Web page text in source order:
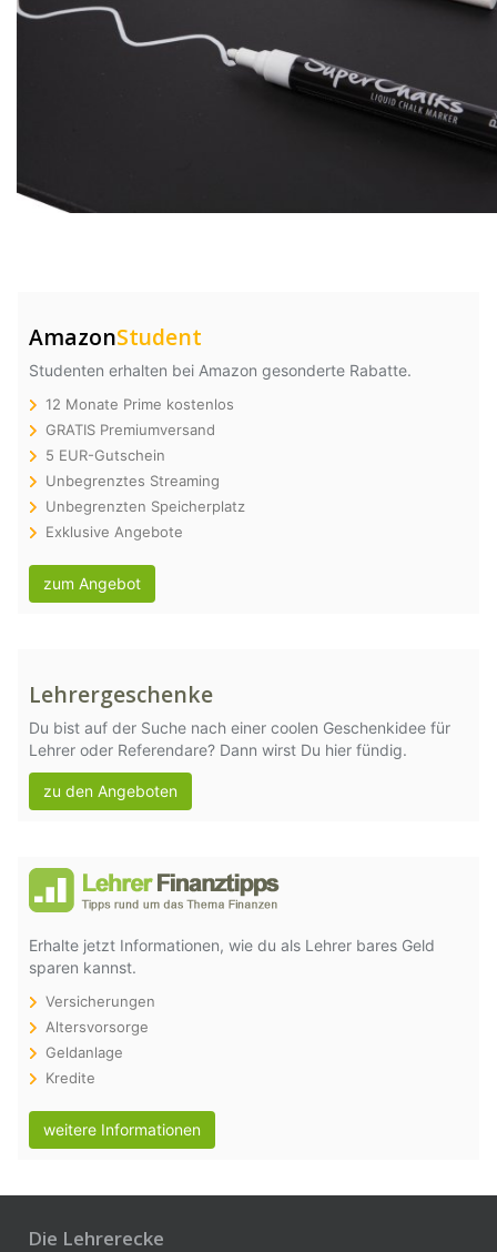
AmazonStudent
Studenten erhalten bei Amazon gesonderte Rabatte.
12 Monate Prime kostenlos
GRATIS Premiumversand
5 EUR-Gutschein
Unbegrenztes Streaming
Unbegrenzten Speicherplatz
Exklusive Angebote
zum Angebot
Lehrergeschenke
Du bist auf der Suche nach einer coolen Geschenkidee für
Lehrer oder Referendare? Dann wirst Du hier fündig.
zu den Angeboten
Erhalte jetzt Informationen, wie du als Lehrer bares Geld
sparen kannst.
Versicherungen
Altersvorsorge
Geldanlage
Kredite
weitere Informationen
Die Lehrerecke